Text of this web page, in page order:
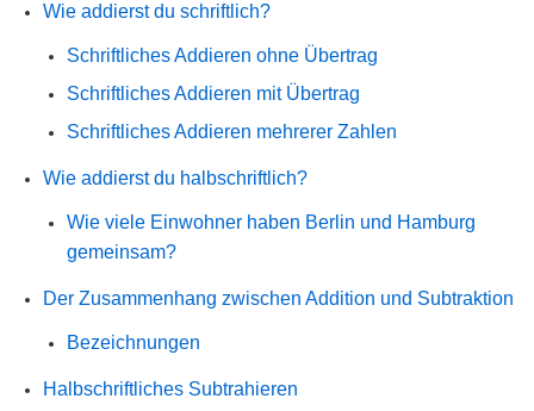
Wie addierst du schriftlich?
Schriftliches Addieren ohne Übertrag
Schriftliches Addieren mit Übertrag
Schriftliches Addieren mehrerer Zahlen
Wie addierst du halbschriftlich?
Wie viele Einwohner haben Berlin und Hamburg
gemeinsam?
Der Zusammenhang zwischen Addition und Subtraktion
Bezeichnungen
Halbschriftliches Subtrahieren